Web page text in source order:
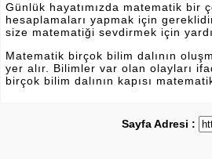
Günlük hayatımızda matematik bir
hesaplamaları yapmak için
size matematiği sevdirmek için
Matematik birçok bilim dalının
yer alır. Bilimler var olan olayları
birçok bilim dalının kapısı
Sayfa Adresi :